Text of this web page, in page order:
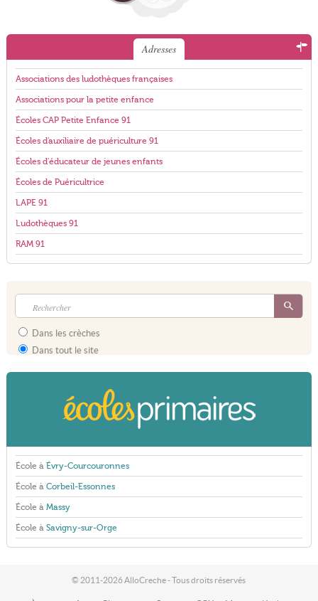
Adresses
Associations des ludothèques françaises
Associations pour la petite enfance
Écoles CAP Petite Enfance 91
Écoles d'auxiliaire de puériculture 91
Écoles d'éducateur de jeunes enfants
Écoles de Puéricultrice
LAPE 91
Ludothèques 91
RAM 91
Dans les crèches
Dans tout le site
École à Évry-Courcouronnes
École à Corbeil-Essonnes
École à Massy
École à Savigny-sur-Orge
© 2011-2026 AlloCreche - Tous droits réservés